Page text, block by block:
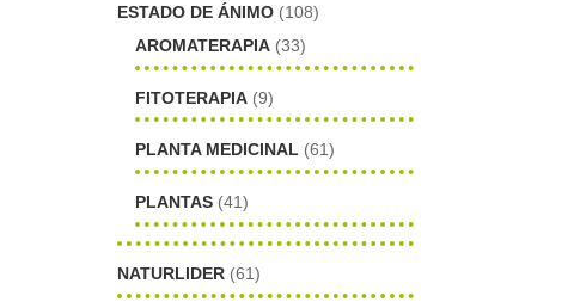
ESTADO DE ÁNIMO (108)
AROMATERAPIA (33)
FITOTERAPIA (9)
PLANTA MEDICINAL (61)
PLANTAS (41)
NATURLIDER (61)